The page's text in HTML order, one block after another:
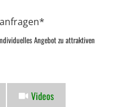
Angebot zu attraktiven
Videos